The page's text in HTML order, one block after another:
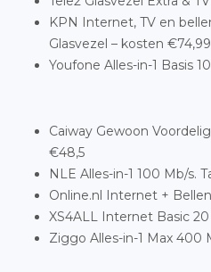
KPN Internet, TV en
Glasvezel – kosten €74,99
Youfone Alles-in-1 Basis
Caiway Gewoon
€48,5
NLE Alles-in-1 100 Mb/s.
Online.nl Internet +
XS4ALL Internet Basic
Ziggo Alles-in-1 Max 400